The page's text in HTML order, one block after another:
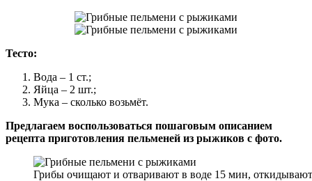
Тесто:
Вода – 1 ст.;
Яйца – 2 шт.;
Мука – сколько возьмёт.
Предлагаем воспользоваться пошаговым описанием
рецепта приготовления пельменей из рыжиков с фото.
Грибы очищают и отваривают в воде 15 мин, откидывают